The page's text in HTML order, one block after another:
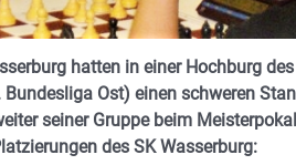
hatten in einer Hochburg
Ost) einen schweren
seiner Gruppe beim
des SK Wasserburg: